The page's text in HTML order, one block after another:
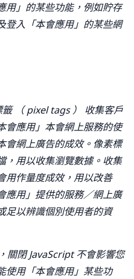
用」的某些功能，例如貯存
登入「本會應用」的某些網
（ pixel tags） 收集客戶
會應用」本會網上服務的使
會網上廣告的成效。像素標
，用以收集瀏覽數據。收集
用作量度成效，用以改善
應用」提供的服務／網上廣
足以辨識個別使用者的資
，關閉 JavaScript 不會影響您
使用「本會應用」某些功